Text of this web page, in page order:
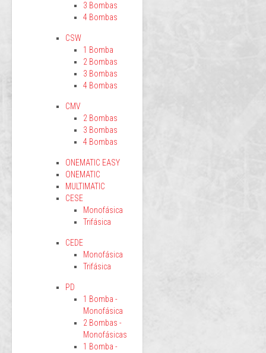
3 Bombas
4 Bombas
CSW
1 Bomba
2 Bombas
3 Bombas
4 Bombas
CMV
2 Bombas
3 Bombas
4 Bombas
ONEMATIC EASY
ONEMATIC
MULTIMATIC
CESE
Monofásica
Trifásica
CEDE
Monofásica
Trifásica
PD
1 Bomba -
Monofásica
2 Bombas -
Monofásicas
1 Bomba -